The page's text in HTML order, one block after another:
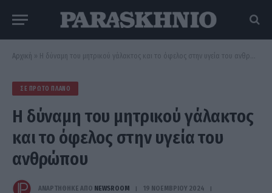
Αρχική » Η δύναμη του μητρικού γάλακτος και το όφελος στην υγεία του ανθρώπου
ΣΕ ΠΡΏΤΟ ΠΛΆΝΟ
Η δύναμη του μητρικού γάλακτος
και το όφελος στην υγεία του
ανθρώπου
ΑΝΑΡΤΗΘΗΚΕ ΑΠΟ NEWSROOM 19 ΝΟΕΜΒΡΊΟΥ 2024